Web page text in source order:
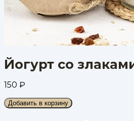
Йогурт со
150 ₽
Добавить в корзину